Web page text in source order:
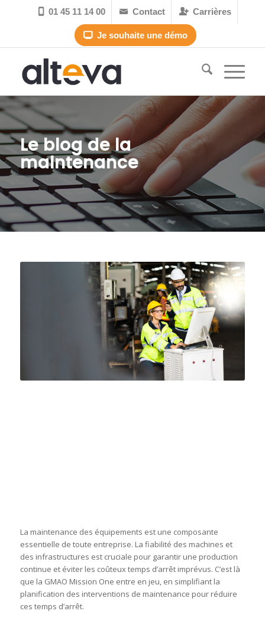
 01 45 11 14 00  Contact Carrières
Je souhaite une démo
Le blog de la
maintenance
La maintenance des équipements est une composante
essentielle de toute entreprise. La fiabilité des machines et
des infrastructures est cruciale pour garantir une production
continue et éviter les coûteux temps d’arrêt imprévus. C’est là
que la GMAO Mission One entre en jeu, en simplifiant la
planification des interventions de maintenance pour réduire
ces temps d’arrêt.